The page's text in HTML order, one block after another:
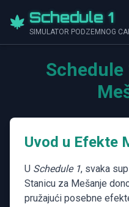
Schedule 1
SIMULATOR PODZEMNOG
Uvod u Efekte
U Schedule 1, svaka
Stanicu za Mešanje
pružajući posebne